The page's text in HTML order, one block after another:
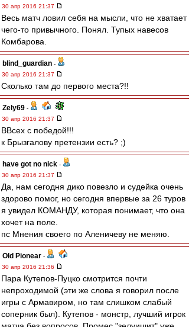
30 апр 2016 21:37
Весь матч ловил себя на мысли, что не хватает
чего-то привычного. Понял. Тупых навесов
Комбарова.
blind_guardian -
30 апр 2016 21:37
Сколько там до первого места?!!
Zely69 -
30 апр 2016 21:37
ВВсех с победой!!!
к Брызгалову претензии есть? ;)
have got no nick -
30 апр 2016 21:37
Да, нам сегодня дико повезло и судейка очень
здорово помог, но сегодня впервые за 26 туров
я увидел КОМАНДУ, которая понимает, что она
хочет на поле.
пс Мнения своего по Аленичеву не меняю.
Old Pionear -
30 апр 2016 21:36
Пара Кутепов-Пуцко смотрится почти
непроходимой (эти же слова я говорил после
игры с Армавиром, но там слишком слабый
соперник был). Кутепов - монстр, лучший игрок